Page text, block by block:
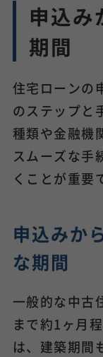
申込み
期間
住宅ローンの
のステップと
種類や金融機
スムーズな手
くことが重要
申込みか
な期間
一般的な中古
まで約1ヶ月
は、建築期間